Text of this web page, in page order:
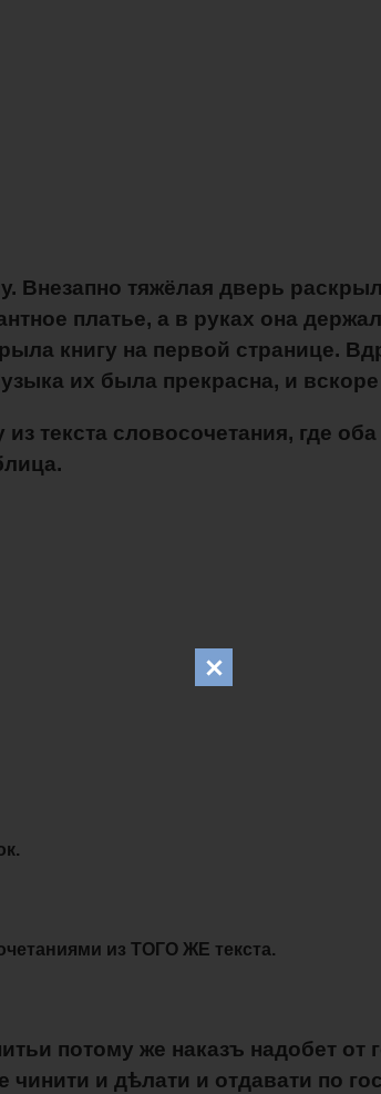
Внезапно тяжёлая дверь
платье, а в руках она
книгу на первой странице.
их была прекрасна, и
текста словосочетания, где
из ТОГО ЖЕ текста.
потому же наказъ надобет от
и дѣлати и отдавати по